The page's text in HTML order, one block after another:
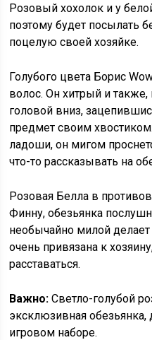
Розовый хохолок и у
поэтому будет посылать
поцелую своей хозяйке.
Голубого цвета Борис
волос. Он хитрый и также,
головой вниз,
предмет своим
ладоши, он мигом
что-то рассказывать на
Розовая Белла в
Финну, обезьянка
необычайно милой
очень привязана к
расставаться.
Важно: Светло-голубой
эксклюзивная обезьянка,
игровом наборе.